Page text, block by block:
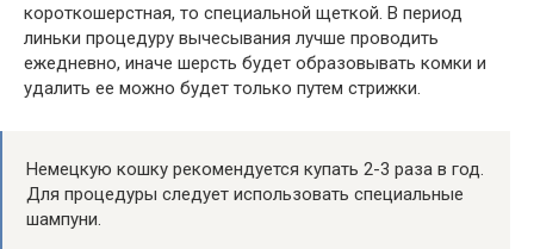
короткошерстная, то специальной щеткой. В период
линьки процедуру вычесывания лучше проводить
ежедневно, иначе шерсть будет образовывать комки и
удалить ее можно будет только путем стрижки.
Немецкую кошку рекомендуется купать 2-3 раза в год.
Для процедуры следует использовать специальные
шампуни.